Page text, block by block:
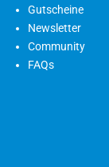
Gutscheine
Newsletter
Community
FAQs